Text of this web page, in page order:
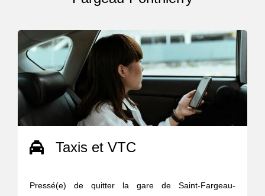
Taxis et VTC
Pressé(e) de quitter la gare de Saint-Fargeau-